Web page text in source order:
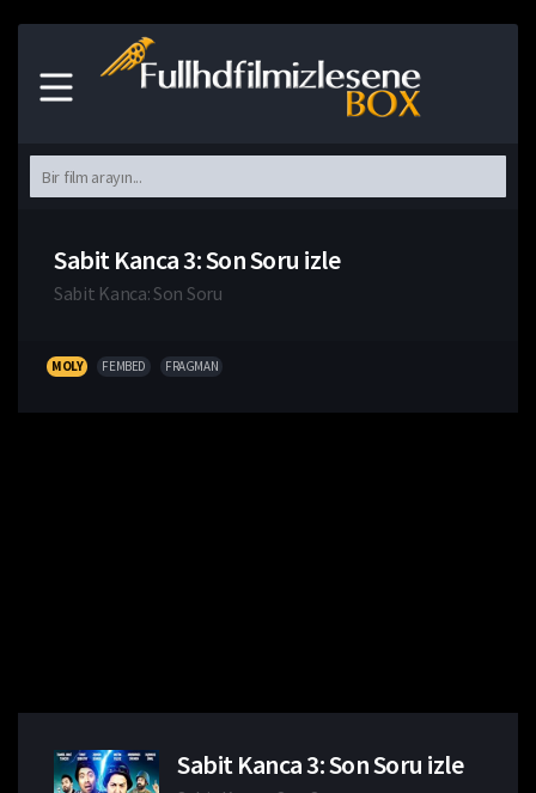
Sabit Kanca 3: Son Soru izle
Sabit Kanca: Son Soru
MOLY FEMBED FRAGMAN
Sabit Kanca 3: Son Soru izle